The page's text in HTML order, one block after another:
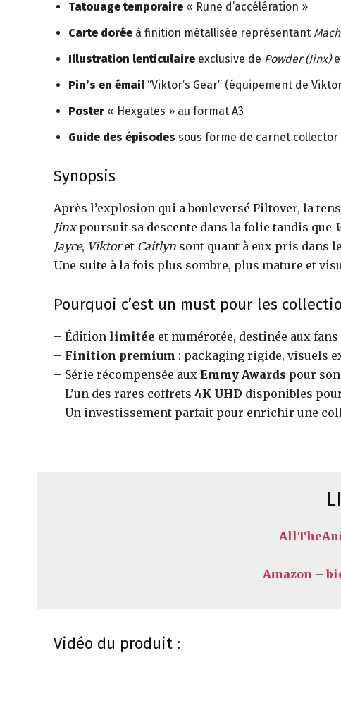
Tatouage temporaire « Rune d’accélération »
Carte dorée à finition métallisée représentant
Illustration lenticulaire exclusive de Powder (Jinx)
Pin’s en émail “Viktor’s Gear” (équipement de
Poster « Hexgates » au format A3
Guide des épisodes sous forme de carnet collector
Synopsis
Après l’explosion qui a bouleversé Piltover, la
Jinxpoursuit sa descente dans la folie tandis que
Jayce, Viktoret Caitlyn sont quant à eux pris dans
Une suite à la fois plus sombre, plus mature et
Pourquoi c’est un must pour les
– Édition limitée et numérotée, destinée aux
– Finition premium : packaging rigide, visuels
– Série récompensée aux Emmy Awards pour
– L’un des rares coffrets 4K UHD disponibles
– Un investissement parfait pour enrichir une
Amazon –
Vidéo du produit :